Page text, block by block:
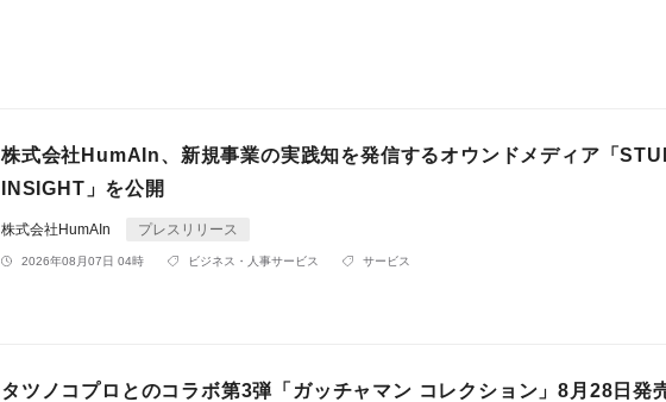
株式会社HumAIn、新規事業の実践知を発信するオウンドメディア「
INSIGHT」を公開
株式会社HumAIn プレスリリース
2026年08月07日 04時 ビジネス・人事サービス サービス
タツノコプロとのコラボ第3弾「ガッチャマン コレクション」8月28日